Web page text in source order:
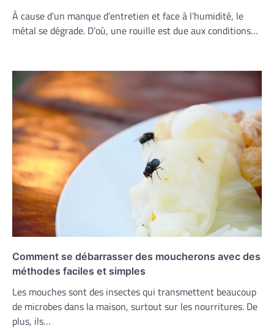
À cause d’un manque d’entretien et face à l’humidité, le
métal se dégrade. D’où, une rouille est due aux conditions…
Comment se débarrasser des moucherons avec des
méthodes faciles et simples
Les mouches sont des insectes qui transmettent beaucoup
de microbes dans la maison, surtout sur les nourritures. De
plus, ils…